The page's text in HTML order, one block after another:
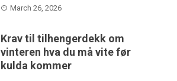
March 26, 2026
Krav til tilhengerdekk om
vinteren hva du må vite før
kulda kommer